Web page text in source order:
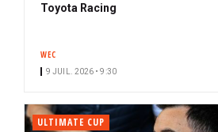
b
Toyota Racing
WEC
9 JUIL. 2026 • 9:30
ULTIMATE CUP